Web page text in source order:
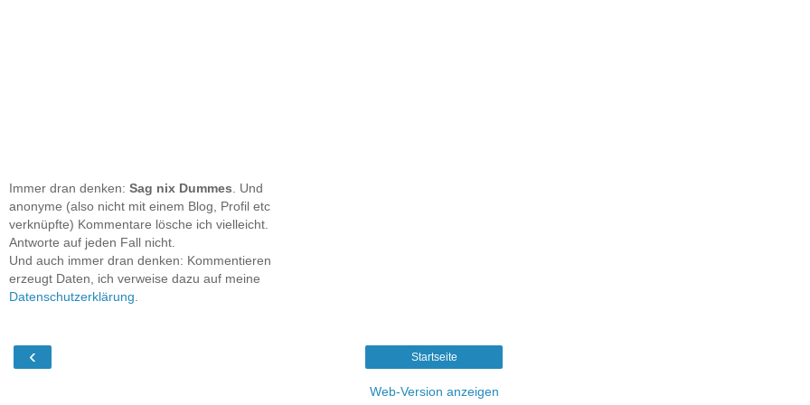
Immer dran denken: Sag nix Dummes . Und
anonyme (also nicht mit einem Blog, Profil etc
verknüpfte) Kommentare lösche ich vielleicht.
Antworte auf jeden Fall nicht.
Und auch immer dran denken: Kommentieren
erzeugt Daten, ich verweise dazu auf meine
Datenschutzerklärung
‹ Startseite
Web-Version anzeigen